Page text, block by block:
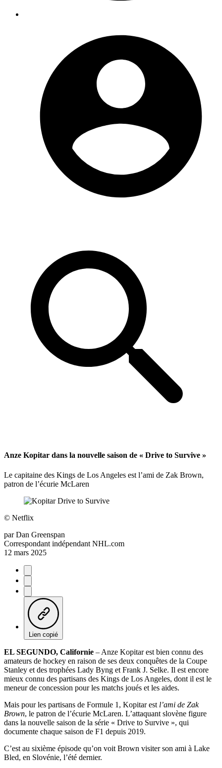
Anze Kopitar dans la nouvelle saison de « Drive to Survive »
Le capitaine des Kings de Los Angeles est l’ami de Zak Brown,
patron de l’écurie McLaren
© Netflix
par Dan Greenspan
Correspondant indépendant NHL.com
12 mars 2025
Lien copié
EL SEGUNDO, Californie – Anze Kopitar est bien connu des
amateurs de hockey en raison de ses deux conquêtes de la Coupe
Stanley et des trophées Lady Byng et Frank J. Selke. Il est encore
mieux connu des partisans des Kings de Los Angeles, dont il est le
meneur de concession pour les matchs joués et les aides.
Mais pour les partisans de Formule 1, Kopitar est l’ami de Zak
Brown, le patron de l’écurie McLaren. L’attaquant slovène figure
dans la nouvelle saison de la série « Drive to Survive », qui
documente chaque saison de F1 depuis 2019.
C’est au sixième épisode qu’on voit Brown visiter son ami à Lake
Bled, en Slovénie, l’été dernier.